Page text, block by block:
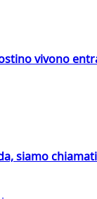
vivono
siamo